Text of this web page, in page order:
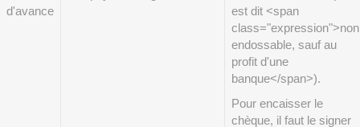
d'avance
est dit <span
class="expression">non
endossable, sauf au
profit d'une
banque</span>).
Pour encaisser le
chèque, il faut le signer